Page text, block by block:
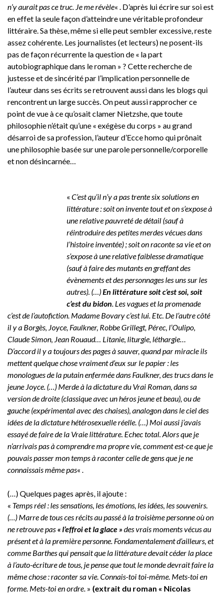
n’y aurait pas ce truc. Je me révèle« . D’après lui écrire sur soi est
en effet la seule façon d’atteindre une véritable profondeur
littéraire. Sa thèse, même si elle peut sembler excessive, reste
assez cohérente. Les journalistes (et lecteurs) ne posent-ils
pas de façon récurrente la question de « la part
autobiographique dans le roman » ? Cette recherche de
justesse et de sincérité par l’implication personnelle de
l’auteur dans ses écrits se retrouvent aussi dans les blogs qui
rencontrent un large succès. On peut aussi rapprocher ce
point de vue à ce qu’osait clamer Nietzshe, que toute
philosophie n’était qu’une « exégèse du corps » au grand
désarroi de sa profession, l’auteur d’Ecce homo qui prônait
une philosophie basée sur une parole personnelle/corporelle
et non désincarnée…
« C’est qu’il n’y a pas trente six solutions en
littérature : soit on invente tout et on s’expose à
une relative pauvreté de détail (sauf à
réintroduire des petites merdes vécues dans
l’histoire inventée) ; soit on raconte sa vie et on
s’expose à une relative faiblesse dramatique
(sauf à faire des mutants en greffant des
évènements et des personnages les uns sur les
autres). (…)En littérature soit c’est soi, soit
c’est du bidon . Les vagues et la promenade
c’est de l’autofiction. Madame Bovary c’est lui. Etc. De l’autre côté
il y a Borgès, Joyce, Faulkner, Robbe Grillegt, Pérec, l’Oulipo,
Claude Simon, Jean Rouaud… Litanie, liturgie, léthargie…
D’accord il y a toujours des pages à sauver, quand par miracle ils
mettent quelque chose vraiment d’eux sur le papier : les
monologues de la putain enfermée dans Faulkner, des trucs dans le
jeune Joyce. (…) Merde à la dictature du Vrai Roman, dans sa
version de droite (classique avec un héros jeune et beau), ou de
gauche (expérimental avec des chaises), analogon dans le ciel des
idées de la dictature hétérosexuelle réelle. (…) Moi aussi j’avais
essayé de faire de la Vraie littérature. Echec total. Alors que je
n’arrivais pas à comprendre ma propre vie, comment est-ce que je
pouvais passer mon temps à raconter celle de gens que je ne
connaissais même pas« .
(…) Quelques pages après, il ajoute :
« Temps réel : les sensations, les émotions, les idées, les souvenirs.
(…) Marre de tous ces récits au passé à la troisième personne où on
ne retrouve pas « l’effroi et la glace »des vrais moments vécus au
présent et à la première personne. Fondamentalement d’ailleurs, et
comme Barthes qui pensait que la littérature devait céder la place
à l’auto-écriture de tous, je pense que tout le monde devrait faire la
même chose : raconter sa vie. Connais-toi toi-même. Mets-toi en
forme. Mets-toi en ordre . » (extrait du roman « Nicolas